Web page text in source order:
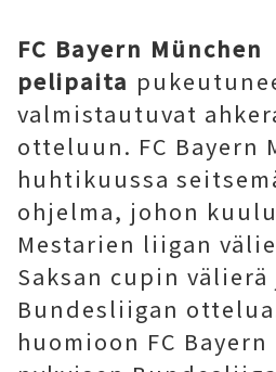
FC Bayern München
pelipaita
valmistautuvat
otteluun. FC Bayern
huhtikuussa
ohjelma, johon
Mestarien liigan
Saksan cupin
Bundesliigan
huomioon FC